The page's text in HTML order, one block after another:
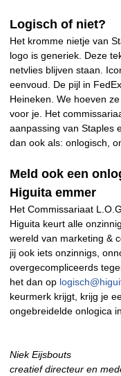
Logisch of niet?
Het kromme nietje van
logo is generiek. Deze
netvlies blijven staan.
eenvoud. De pijl in
Heineken. We hoeven
voor je. Het
aanpassing van Staples
dan ook als: onlogisch,
Meld ook een
Higuita emmer
Het Commissariaat
Higuita keurt alle
wereld van marketing &
jij ook iets onzinnigs,
overgecompliceerds
het dan op
keurmerk krijgt, krijg je
ongebreidelde onlogica
Niek Eijsbouts
creatief directeur en